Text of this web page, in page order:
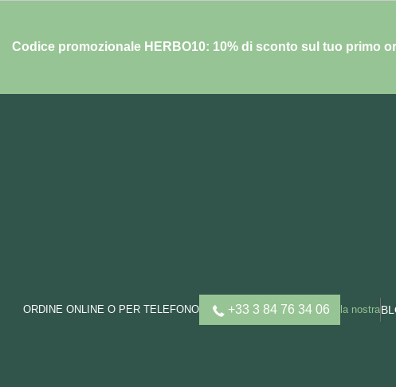
Codice promozionale HERBO10: 10% di sconto sul tuo primo
ORDINE ONLINE O PER TELEFONO +33 3 84 76 34 06 la nostra